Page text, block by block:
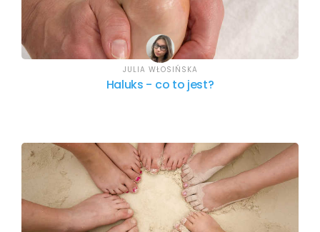
Haluks - co to jest?
JULIA WŁOSIŃSKA